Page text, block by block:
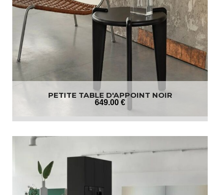
PETITE TABLE D'APPOINT NOIR
649.00 €